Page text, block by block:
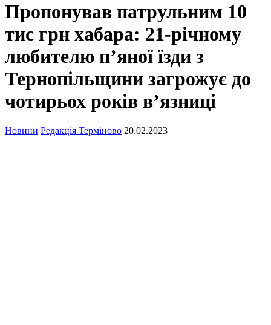
Пропонував патрульним 10
тис грн хабара: 21-річному
любителю п’яної їзди з
Тернопільщини загрожує до
чотирьох років в’язниці
Новини Редакція Терміново 20.02.2023